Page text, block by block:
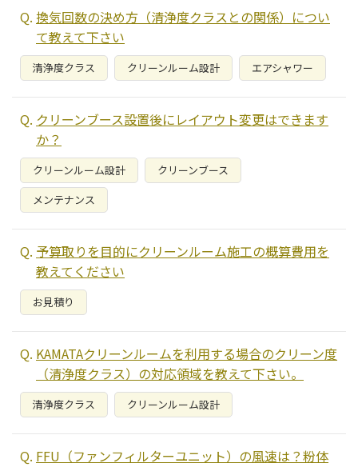
換気回数の決め方（清浄度クラスとの関係）につい
て教えて下さい
清浄度クラス クリーンルーム設計 エアシャワー
クリーンブース設置後にレイアウト変更はできます
か？
クリーンルーム設計
クリーンブース
メンテナンス
予算取りを目的にクリーンルーム施工の概算費用を
教えてください
お見積り
KAMATAクリーンルームを利用する場合のクリーン度
（清浄度クラス）の対応領域を教えて下さい。
清浄度クラス クリーンルーム設計
FFU（ファンフィルターユニット）の風速は？粉体